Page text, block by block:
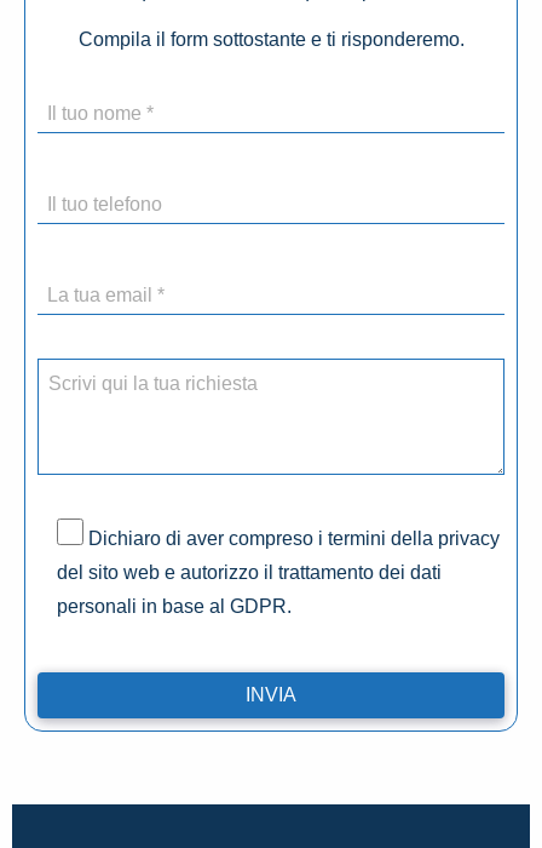
Compila il form sottostante e ti risponderemo.
Dichiaro di aver compreso i termini della privacy
del sito web e autorizzo il trattamento dei dati
personali in base al GDPR.